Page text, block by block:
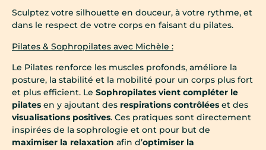
Sculptez votre silhouette en douceur, à votre rythme, et
dans le respect de votre corps en faisant du pilates.
Pilates & Sophropilates avec Michèle :
Le Pilates renforce les muscles profonds, améliore la
posture, la stabilité et la mobilité pour un corps plus fort
et plus efficient. Le Sophropilates vient compléter le
pilates en y ajoutant des respirations contrôlées et des
visualisations positives. Ces pratiques sont directement
inspirées de la sophrologie et ont pour but de
maximiser la relaxation afin d’optimiser la